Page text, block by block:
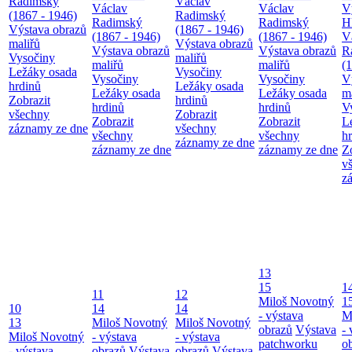
(1867 - 1946)
Výstava obrazů
maliřů
Vysočiny
Ležáky osada
hrdinů
Zobrazit
všechny
záznamy ze dne
Václav
Radimský
(1867 - 1946)
Výstava obrazů
maliřů
Vysočiny
Ležáky osada
hrdinů
Zobrazit
všechny
záznamy ze dne
Radimský
(1867 - 1946)
Výstava obrazů
maliřů
Vysočiny
Ležáky osada
hrdinů
Zobrazit
všechny
záznamy ze dne
Václav
Radimský
(1867 - 1946)
Výstava obrazů
maliřů
Vysočiny
Ležáky osada
hrdinů
Zobrazit
všechny
záznamy ze dne
10
13
Miloš Novotný
11
14
Miloš Novotný
- výstava
12
14
Miloš Novotný
- výstava
13
15
Miloš Novotný
- výstava
obrazů Výstava
patchworku
-